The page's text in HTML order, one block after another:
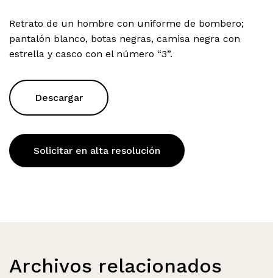
Retrato de un hombre con uniforme de bombero;
pantalón blanco, botas negras, camisa negra con
estrella y casco con el número “3”.
Descargar
Solicitar en alta resolución
Archivos relacionados